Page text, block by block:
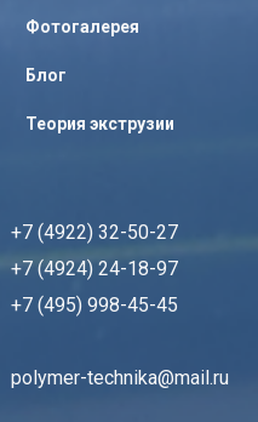
Фотогалерея
Блог
Теория экструзии
+7 (4922) 32-50-27
+7 (4924) 24-18-97
+7 (495) 998-45-45
polymer-technika@mail.ru